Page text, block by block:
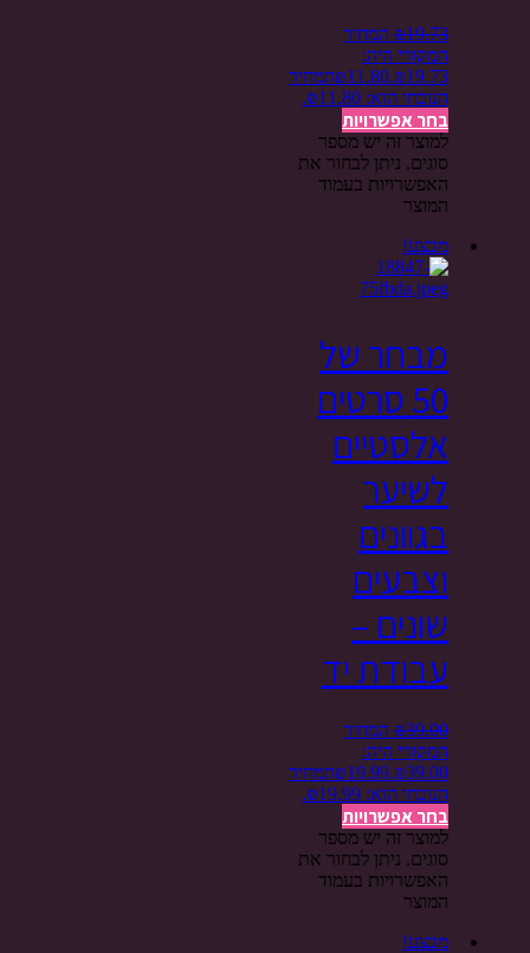
₪19.73
המחיר
המקורי היה:
₪19.73.
₪11.80
המחיר
הנוכחי הוא: ₪11.80.
בחר אפשרויות
למוצר זה יש מספר
סוגים. ניתן לבחור את
האפשרויות בעמוד
המוצר
מבצע!
מבחר של
50 סרטים
אלסטיים
לשיער
בגוונים
וצבעים
שונים –
עבודת יד
₪39.00
המחיר
המקורי היה:
₪39.00.
₪19.99
המחיר
הנוכחי הוא: ₪19.99.
בחר אפשרויות
למוצר זה יש מספר
סוגים. ניתן לבחור את
האפשרויות בעמוד
המוצר
מבצע!